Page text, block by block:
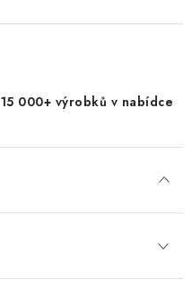
15 000+ výrobků v nabídce